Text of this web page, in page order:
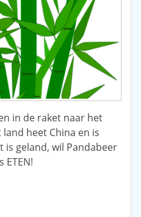
in de raket naar het
heet China en is
is geland, wil Pandabeer
ETEN!